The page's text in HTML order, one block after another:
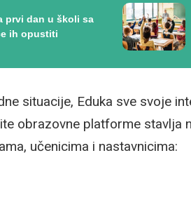
prvi dan u školi sa
ih opustiti
situacije, Eduka sve svoje
obrazovne platforme stavlja
učenicima i nastavnicima: